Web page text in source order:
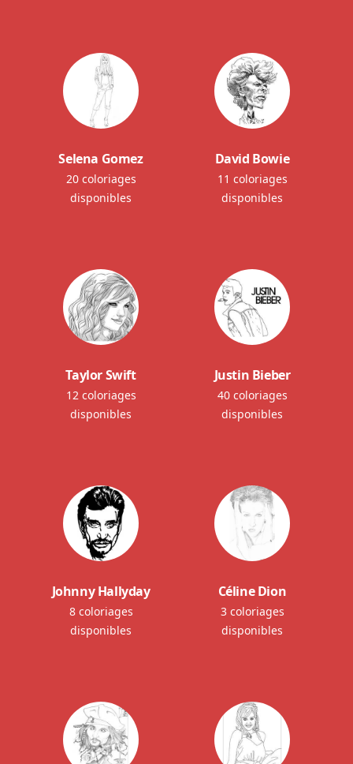
Selena Gomez
20 coloriages
disponibles
David Bowie
11 coloriages
disponibles
Taylor Swift
12 coloriages
disponibles
Justin Bieber
40 coloriages
disponibles
Johnny Hallyday
8 coloriages
disponibles
Céline Dion
3 coloriages
disponibles